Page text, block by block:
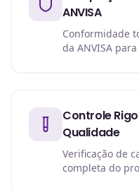
ANVISA
Conformidade
da ANVISA
Controle
Qualidade
Verificação de
completa do